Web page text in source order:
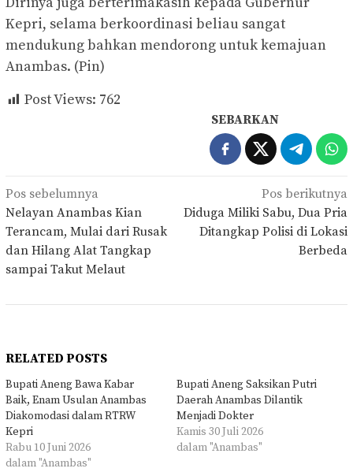
Kepri, selama berkoordinasi beliau sangat
mendukung bahkan mendorong untuk kemajuan
Anambas. (Pin)
Post Views: 762
SEBARKAN
Navigasi
pos
Pos sebelumnya
Nelayan Anambas Kian
Terancam, Mulai dari Rusak
dan Hilang Alat Tangkap
sampai Takut Melaut
Pos berikutnya
Diduga Miliki Sabu, Dua Pria
Ditangkap Polisi di Lokasi
Berbeda
RELATED POSTS
Bupati Aneng Bawa Kabar
Baik, Enam Usulan Anambas
Diakomodasi dalam RTRW
Kepri
Rabu 10 Juni 2026
dalam "Anambas"
Bupati Aneng Saksikan Putri
Daerah Anambas Dilantik
Menjadi Dokter
Kamis 30 Juli 2026
dalam "Anambas"